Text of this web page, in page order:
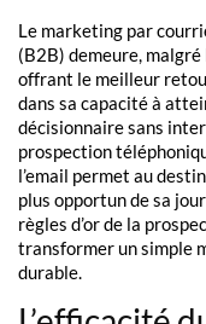
Le marketing par
(B2B) demeure, malgré
offrant le meilleur
dans sa capacité à
décisionnaire sans
prospection
l’email permet au
plus opportun de sa
règles d’or de la
transformer un simple
durable.